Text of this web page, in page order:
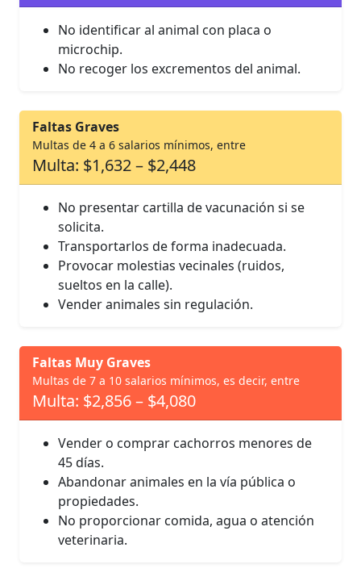
No identificar al animal con placa o
microchip.
No recoger los excrementos del animal.
Faltas Graves
Multas de 4 a 6 salarios mínimos, entre
Multa: $1,632 – $2,448
No presentar cartilla de vacunación si se
solicita.
Transportarlos de forma inadecuada.
Provocar molestias vecinales (ruidos,
sueltos en la calle).
Vender animales sin regulación.
Faltas Muy Graves
Multas de 7 a 10 salarios mínimos, es decir, entre
Multa: $2,856 – $4,080
Vender o comprar cachorros menores de
45 días.
Abandonar animales en la vía pública o
propiedades.
No proporcionar comida, agua o atención
veterinaria.